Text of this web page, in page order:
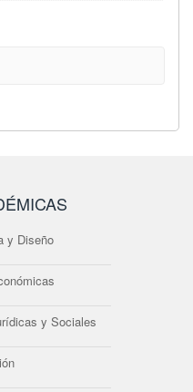
y Diseño
y Sociales